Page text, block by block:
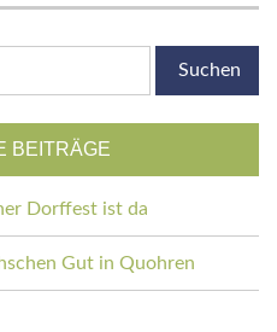
BEITRÄGE
Dorffest ist da
Gut in Quohren